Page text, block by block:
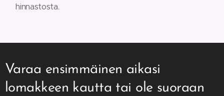
hinnastosta.
Varaa ensimmäinen aikasi
lomakkeen kautta tai ole suoraan